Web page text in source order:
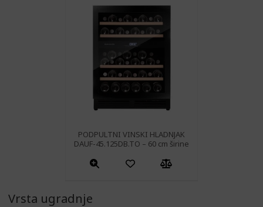
PODPULTNI VINSKI HLADNJAK
DAUF-45.125DB.TO – 60 cm širine
Vrsta ugradnje